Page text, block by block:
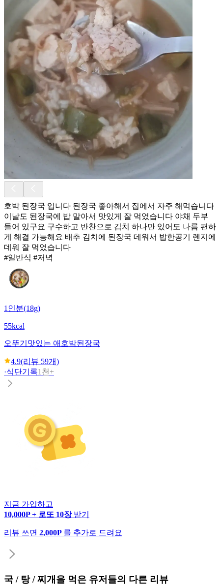
호박 된장국 입니다 된장국 좋아해서 집에서 자주 해먹습니다
이날도 된장국에 밥 말아서 맛있게 잘 먹었습니다 야채 두부
들어 있구요 구수하고 반찬으로 김치 하나만 있어도 나름 편하
게 해결 가능해요 배추 김치에 된장국 데워서 밥한공기 렌지에
데워 잘 먹었습니다
#일반식 #저녁
1인분(18g)
55kcal
오뚜기 맛있는 애호박된장국
4.9(리뷰 59개)
·식단기록1천+
지금 가입하고
10,000P + 로또 10장 받기
리뷰 쓰면 2,000P 를 추가로 드려요
국 / 탕 / 찌개 을 먹은 유저들의 다른 리뷰